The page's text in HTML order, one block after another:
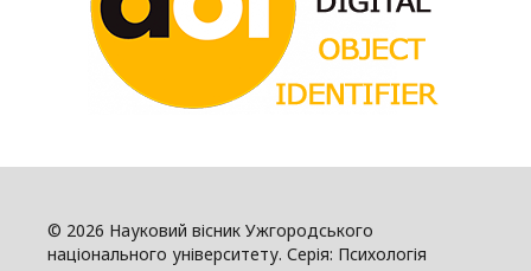
© 2026 Науковий вісник Ужгородського
національного університету. Серія: Психологія